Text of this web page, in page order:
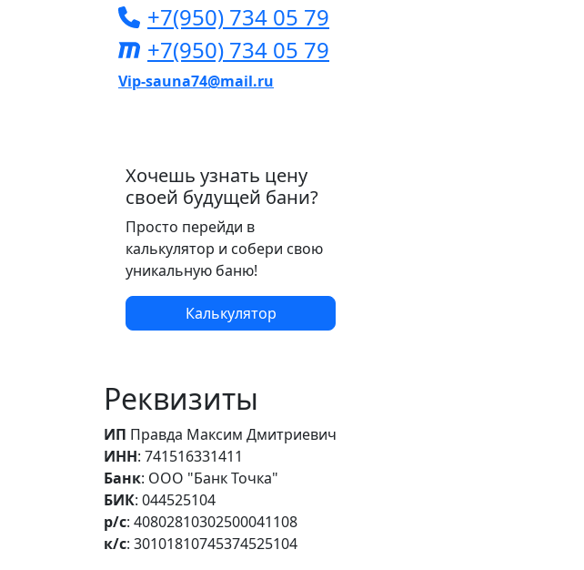
+7(950) 734 05 79
+7(950) 734 05 79
Vip-sauna74@mail.ru
Хочешь узнать цену
своей будущей бани?
Просто перейди в
калькулятор и собери свою
уникальную баню!
Калькулятор
Реквизиты
ИП Правда Максим Дмитриевич
ИНН: 741516331411
Банк: ООО "Банк Точка"
БИК: 044525104
р/с: 40802810302500041108
к/с: 30101810745374525104